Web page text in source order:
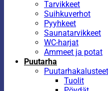
Tarvikkeet
Suihkuverhot
Pyyhkeet
Saunatarvikkeet
WC-harjat
Ammeet ja potat
Puutarha
Puutarhakalusteet
Tuolit